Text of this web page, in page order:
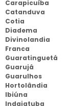
Carapicuíba
Catanduva
Cotia
Diadema
Divinolandia
Franca
Guaratinguetá
Guarujá
Guarulhos
Hortolândia
Ibiúna
Indaiatuba